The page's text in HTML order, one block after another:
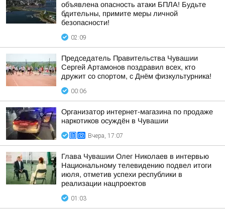
объявлена опасность атаки БПЛА! Будьте
бдительны, примите меры личной
безопасности!
02:09
Председатель Правительства Чувашии
Сергей Артамонов поздравил всех, кто
дружит со спортом, с Днём физкультурника!
00:06
Организатор интернет-магазина по продаже
наркотиков осуждён в Чувашии
Вчера, 17:07
Глава Чувашии Олег Николаев в интервью
Национальному телевидению подвел итоги
июля, отметив успехи республики в
реализации нацпроектов
01:03